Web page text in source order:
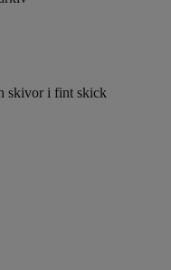
skivor i fint skick